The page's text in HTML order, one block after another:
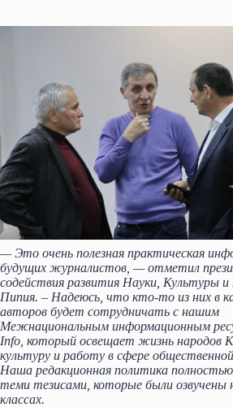
— Это очень полезная практическая
будущих журналистов, — отметил
содействия развития Науки, Культуры
Пипия. – Надеюсь, что кто-то из них в
авторов будет сотрудничать с нашим
Межнациональным информационным
Info, который освещает жизнь народов
культуру и работу в сфере
Наша редакционная политика
теми тезисами, которые были озвучены
классах.